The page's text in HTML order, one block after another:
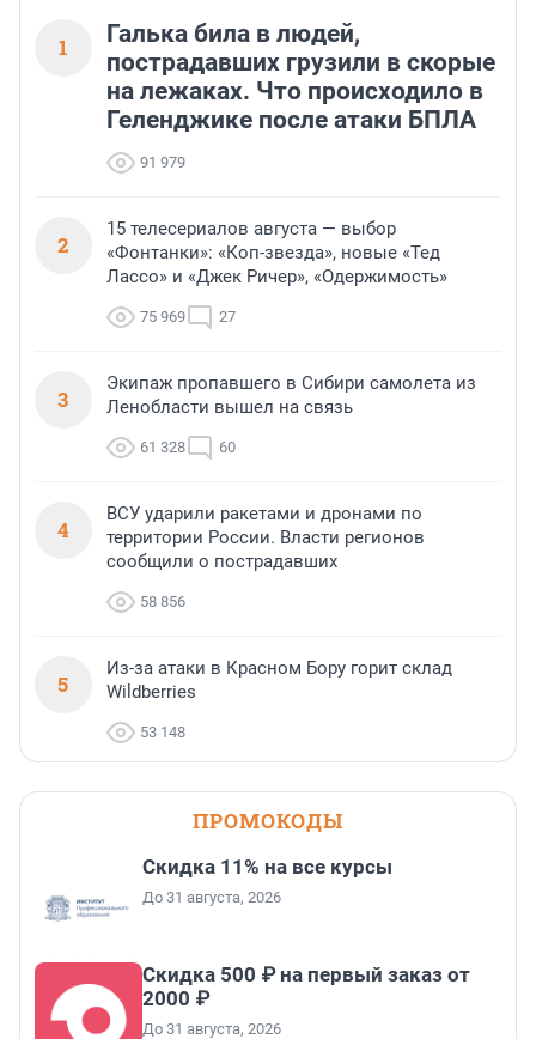
1
Галька била в людей,
пострадавших грузили в скорые
на лежаках. Что происходило в
Геленджике после атаки БПЛА
91 979
2
15 телесериалов августа — выбор
«Фонтанки»: «Коп-звезда», новые «Тед
Лассо» и «Джек Ричер», «Одержимость»
75 969 27
3
Экипаж пропавшего в Сибири самолета из
Ленобласти вышел на связь
61 328 60
4
ВСУ ударили ракетами и дронами по
территории России. Власти регионов
сообщили о пострадавших
58 856
5
Из-за атаки в Красном Бору горит склад
Wildberries
53 148
ПРОМОКОДЫ
Скидка 11% на все курсы
До 31 августа, 2026
Скидка 500 ₽ на первый заказ от
2000 ₽
До 31 августа, 2026